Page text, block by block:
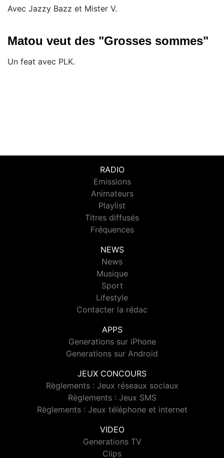
Avec Jazzy Bazz et Mister V.
Matou veut des "Grosses sommes"
Un feat avec PLK.
RADIO
Emissions
Animateurs
Playlist
Titres diffusés
Fréquences
NEWS
News
Musique
Sport
Lifestyle
Contacter la rédac
APPS
Generations sur iPhone
Generations sur Android
JEUX CONCOURS
Règlements : Jeux réseaux sociaux
Règlements : Jeux SMS
Règlements : Jeux téléphone et internet
VIDEO
Generations TV
Clips